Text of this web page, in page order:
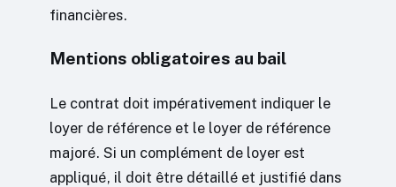
financières.
Mentions obligatoires au bail
Le contrat doit impérativement indiquer le
loyer de référence et le loyer de référence
majoré. Si un complément de loyer est
appliqué, il doit être détaillé et justifié dans